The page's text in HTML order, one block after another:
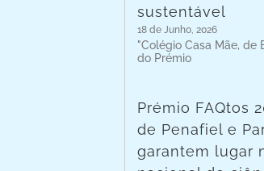
sustentável
18 de Junho, 2026
"Colégio Casa Mãe, de
do Prémio
Prémio FAQtos
de Penafiel e
garantem lugar